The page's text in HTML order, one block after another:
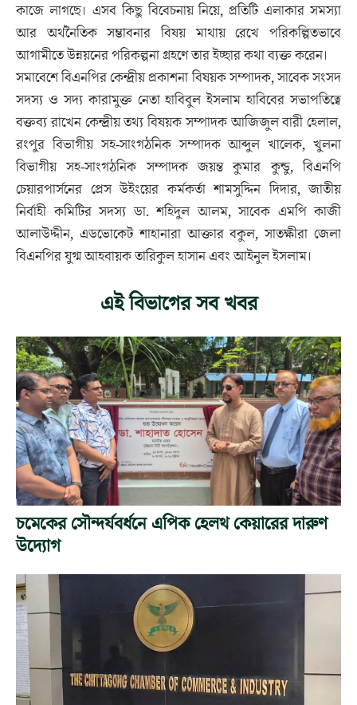
কাজে লাগছে। এসব কিছু বিবেচনায় নিয়ে, প্রতিটি এলাকার সমস্যা
আর অর্থনৈতিক সম্ভাবনার বিষয় মাথায় রেখে পরিকল্পিতভাবে
আগামীতে উন্নয়নের পরিকল্পনা গ্রহণে তার ইচ্ছার কথা ব্যক্ত করেন।
সমাবেশে বিএনপির কেন্দ্রীয় প্রকাশনা বিষয়ক সম্পাদক, সাবেক সংসদ
সদস্য ও সদ্য কারামুক্ত নেতা হাবিবুল ইসলাম হাবিবের সভাপতিত্বে
বক্তব্য রাখেন কেন্দ্রীয় তথ্য বিষয়ক সম্পাদক আজিজুল বারী হেলাল,
রংপুর বিভাগীয় সহ-সাংগঠনিক সম্পাদক আব্দুল খালেক, খুলনা
বিভাগীয় সহ-সাংগঠনিক সম্পাদক জয়ন্ত কুমার কুন্ডু, বিএনপি
চেয়ারপার্সনের প্রেস উইংয়ের কর্মকর্তা শামসুদ্দিন দিদার, জাতীয়
নির্বাহী কমিটির সদস্য ডা. শহিদুল আলম, সাবেক এমপি কাজী
আলাউদ্দীন, এডভোকেট শাহানারা আক্তার বকুল, সাতক্ষীরা জেলা
বিএনপির যুগ্ম আহবায়ক তারিকুল হাসান এবং আইনুল ইসলাম।
এই বিভাগের সব খবর
চমেকের সৌন্দর্যবর্ধনে এপিক হেলথ কেয়ারের দারুণ
উদ্যোগ